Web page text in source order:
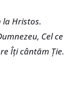
la Hristos.
Cel ce
Îți cântăm Ție.